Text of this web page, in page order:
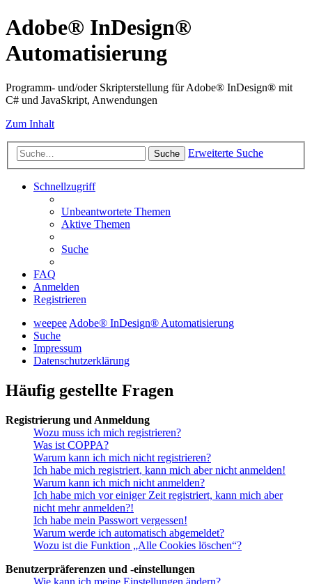
Adobe® InDesign®
Automatisierung
Programm- und/oder Skripterstellung für Adobe® InDesign® mit
C# und JavaSkript, Anwendungen
Zum Inhalt
Suche Erweiterte Suche
Schnellzugriff
Unbeantwortete Themen
Aktive Themen
Suche
FAQ
Anmelden
Registrieren
weepeeAdobe® InDesign® Automatisierung
Suche
Impressum
Datenschutzerklärung
Häufig gestellte Fragen
Registrierung und Anmeldung
Wozu muss ich mich registrieren?
Was ist COPPA?
Warum kann ich mich nicht registrieren?
Ich habe mich registriert, kann mich aber nicht anmelden!
Warum kann ich mich nicht anmelden?
Ich habe mich vor einiger Zeit registriert, kann mich aber
nicht mehr anmelden?!
Ich habe mein Passwort vergessen!
Warum werde ich automatisch abgemeldet?
Wozu ist die Funktion „Alle Cookies löschen“?
Benutzerpräferenzen und -einstellungen